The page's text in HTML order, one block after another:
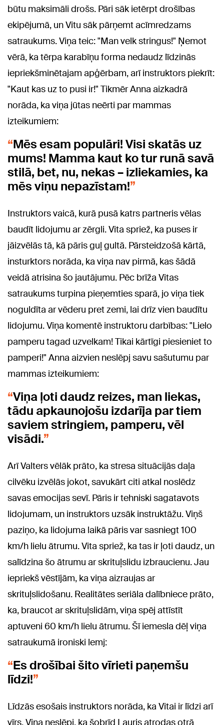
būtu maksimāli drošs. Pāri sāk ietērpt drošības
ekipējumā, un Vitu sāk pārņemt acīmredzams
satraukums. Viņa teic: "Man velk stringus!" Ņemot
vērā, ka tērpa karabīņu forma nedaudz līdzinās
iepriekšminētajam apģērbam, arī instruktors piekrīt:
"Kaut kas uz to pusi ir!" Tikmēr Anna aizkadrā
norāda, ka viņa jūtas neērti par mammas
izteikumiem:
Mēs esam populāri! Visi skatās uz
mums! Mamma kaut ko tur runā savā
stilā, bet, nu, nekas – izliekamies, ka
mēs viņu nepazīstam!
Instruktors vaicā, kurā pusā katrs partneris vēlas
baudīt lidojumu ar zērgli. Vita spriež, ka puses ir
jāizvēlās tā, kā pāris guļ gultā. Pārsteidzošā kārtā,
insturktors norāda, ka viņa nav pirmā, kas šādā
veidā atrisina šo jautājumu. Pēc brīža Vitas
satraukums turpina pieņemties sparā, jo viņa tiek
noguldīta ar vēderu pret zemi, lai drīz vien baudītu
lidojumu. Viņa komentē instruktoru darbības: "Lielo
pamperu tagad uzvelkam! Tikai kārtīgi piesieniet to
pamperi!" Anna aizvien neslēpj savu sašutumu par
mammas izteikumiem:
Viņa ļoti daudz reizes, man liekas,
tādu apkaunojošu izdarīja par tiem
saviem stringiem, pamperu, vēl
visādi.
Arī Valters vēlāk prāto, ka stresa situācijās daļa
cilvēku izvēlās jokot, savukārt citi atkal noslēdz
savas emocijas sevī. Pāris ir tehniski sagatavots
lidojumam, un instruktors uzsāk instruktāžu. Viņš
paziņo, ka lidojuma laikā pāris var sasniegt 100
km/h lielu ātrumu. Vita spriež, ka tas ir ļoti daudz, un
salīdzina šo ātrumu ar skrituļslidu izbraucienu. Jau
iepriekš vēstījām, ka viņa aizraujas ar
skrituļslidošanu. Realitātes seriāla dalībniece prāto,
ka, braucot ar skrituļslidām, viņa spēj attīstīt
aptuveni 60 km/h lielu ātrumu. Šī iemesla dēļ viņa
satraukumā ironiski lemj:
Es drošībai šito vīrieti paņemšu
līdzi!
Līdzās esošais instruktors norāda, ka Vitai ir līdzi arī
vīrs. Viņa neslēpj, ka šobrīd Lauris atrodas otrā